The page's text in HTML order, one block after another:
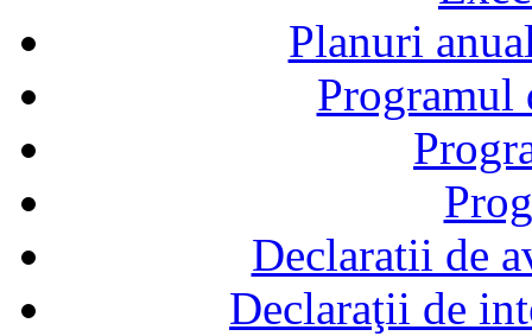
Planuri
Declaratii de
Declaraţii de